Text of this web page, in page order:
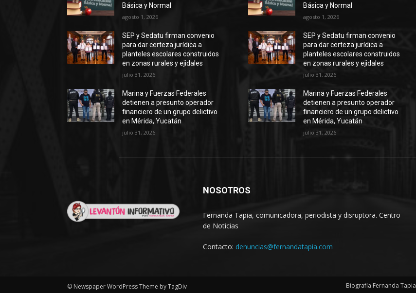
Básica y Normal
agosto 1, 2026
SEP y Sedatu firman convenio
para dar certeza jurídica a
planteles escolares construidos
en zonas rurales y ejidales
julio 31, 2026
Marina y Fuerzas Federales
detienen a presunto operador
financiero de un grupo delictivo
en Mérida, Yucatán
julio 31, 2026
Básica y Normal
agosto 1, 2026
SEP y Sedatu firman convenio
para dar certeza jurídica a
planteles escolares construidos
en zonas rurales y ejidales
julio 31, 2026
Marina y Fuerzas Federales
detienen a presunto operador
financiero de un grupo delictivo
en Mérida, Yucatán
julio 31, 2026
NOSOTROS
Fernanda Tapia, comunicadora, periodista y disruptora. Centro
de Noticias
Contacto: denuncias@fernandatapia.com
© Newspaper WordPress Theme by TagDiv Biografía Fernanda Tapia